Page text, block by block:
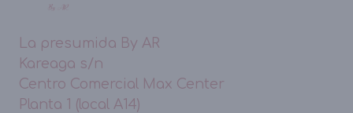
La presumida By AR
Kareaga s/n
Centro Comercial Max Center
Planta 1 (local A14)